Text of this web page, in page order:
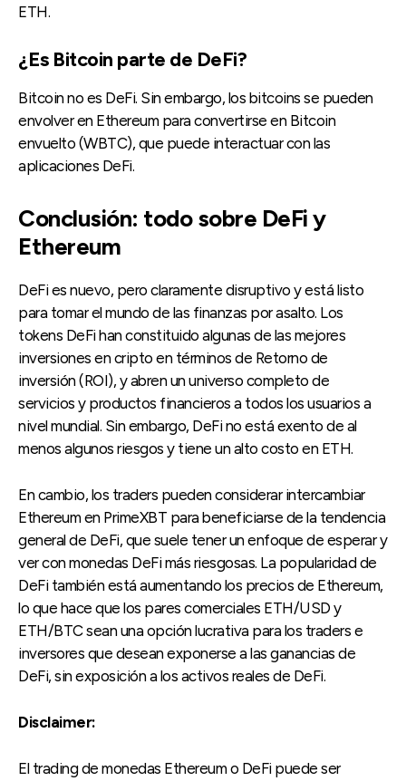
ETH.
¿Es Bitcoin parte de DeFi?
Bitcoin no es DeFi. Sin embargo, los bitcoins se pueden
envolver en Ethereum para convertirse en Bitcoin
envuelto (WBTC), que puede interactuar con las
aplicaciones DeFi.
Conclusión: todo sobre DeFi y
Ethereum
DeFi es nuevo, pero claramente disruptivo y está listo
para tomar el mundo de las finanzas por asalto. Los
tokens DeFi han constituido algunas de las mejores
inversiones en cripto en términos de Retorno de
inversión (ROI), y abren un universo completo de
servicios y productos financieros a todos los usuarios a
nivel mundial. Sin embargo, DeFi no está exento de al
menos algunos riesgos y tiene un alto costo en ETH.
En cambio, los traders pueden considerar intercambiar
Ethereum en PrimeXBT para beneficiarse de la tendencia
general de DeFi, que suele tener un enfoque de esperar y
ver con monedas DeFi más riesgosas. La popularidad de
DeFi también está aumentando los precios de Ethereum,
lo que hace que los pares comerciales ETH/USD y
ETH/BTC sean una opción lucrativa para los traders e
inversores que desean exponerse a las ganancias de
DeFi, sin exposición a los activos reales de DeFi.
Disclaimer:
El trading de monedas Ethereum o DeFi puede ser